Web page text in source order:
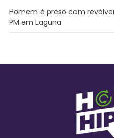
Homem é preso com
PM em Laguna